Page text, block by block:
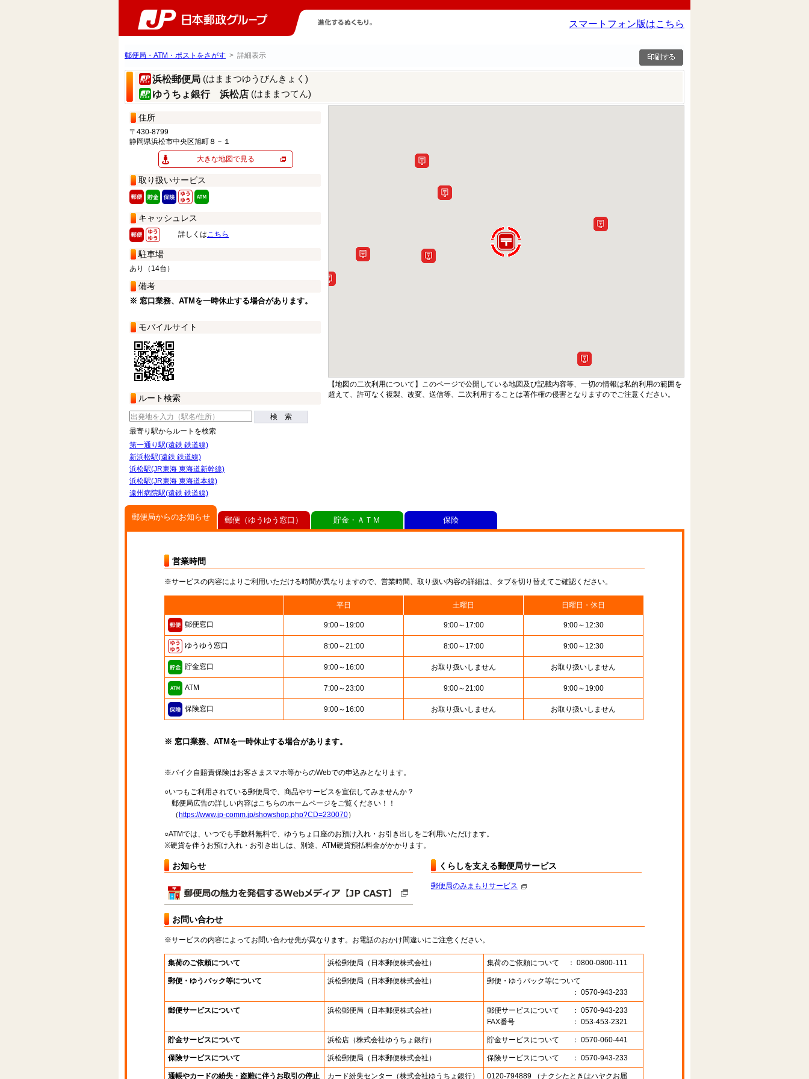
スマートフォン版はこちら
郵便局・ATM・ポストをさがす > 詳細表示
浜松郵便局 (はままつゆうびんきょく)
ゆうちょ銀行 浜松店 (はままつてん)
住所
〒430-8799
静岡県浜松市中央区旭町８－１
大きな地図で見る
取り扱いサービス
キャッシュレス
詳しくはこちら
駐車場
あり（14台）
備考
※ 窓口業務、ATMを一時休止する場合があります。
モバイルサイト
ルート検索
検 索
最寄り駅からルートを検索
第一通り駅(遠鉄 鉄道線)
新浜松駅(遠鉄 鉄道線)
浜松駅(JR東海 東海道新幹線)
浜松駅(JR東海 東海道本線)
遠州病院駅(遠鉄 鉄道線)
【地図の二次利用について】このページで公開している地図及び記載内容等、一切の情報は私的利用の範囲を
超えて、許可なく複製、改変、送信等、二次利用することは著作権の侵害となりますのでご注意ください。
郵便局からのお知らせ
営業時間
※サービスの内容によりご利用いただける時間が異なりますので、営業時間、取り扱い内容の詳細は、タブを切り替えてご確認ください。
平日 土曜日 日曜日・休日
郵便窓口 9:00～19:00 9:00～17:00 9:00～12:30
ゆうゆう窓口 8:00～21:00 8:00～17:00 9:00～12:30
貯金窓口 9:00～16:00 お取り扱いしません お取り扱いしません
ATM 7:00～23:00 9:00～21:00 9:00～19:00
保険窓口 9:00～16:00 お取り扱いしません お取り扱いしません
※ 窓口業務、ATMを一時休止する場合があります。
※バイク自賠責保険はお客さまスマホ等からのWebでの申込みとなります。
○いつもご利用されている郵便局で、商品やサービスを宣伝してみませんか？
郵便局広告の詳しい内容はこちらのホームページをご覧ください！！
（ https://www.jp-comm.jp/showshop.php?CD=230070）
○ATMでは、いつでも手数料無料で、ゆうちょ口座のお預け入れ・お引き出しをご利用いただけます。
※硬貨を伴うお預け入れ・お引き出しは、別途、ATM硬貨預払料金がかかります。
お知らせ くらしを支える郵便局サービス
郵便局のみまもりサービス
お問い合わせ
※サービスの内容によってお問い合わせ先が異なります。お電話のおかけ間違いにご注意ください。
集荷のご依頼について 浜松郵便局 （日本郵便株式会社） 集荷のご依頼について ： 0800-0800-111
郵便・ゆうパック等について 浜松郵便局 （日本郵便株式会社）
郵便・ゆうパック等について
： 0570-943-233
郵便サービスについて 浜松郵便局 （日本郵便株式会社） 郵便サービスについて
： 0570-943-233
FAX番号
： 053-453-2321
貯金サービスについて 浜松店 （株式会社ゆうちょ銀行） 貯金サービスについて ： 0570-060-441
保険サービスについて 浜松郵便局 （日本郵便株式会社） 保険サービスについて ： 0570-943-233
通帳やカードの紛失・盗難に伴うお取引の停止 カード紛失センター （株式会社ゆうちょ銀行） 0120-794889 （ナクシたときはハヤクお届
郵便（ゆうゆう窓口） 貯金・ＡＴＭ 保険